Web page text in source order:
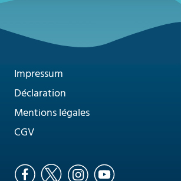
Impressum
Déclaration
Mentions légales
CGV